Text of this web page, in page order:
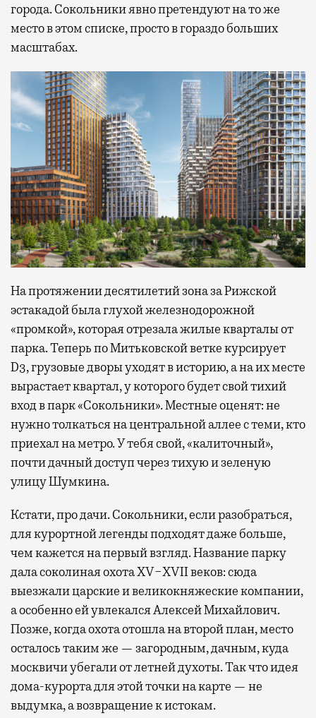
города. Сокольники явно претендуют на то же
место в этом списке, просто в гораздо больших
масштабах.
На протяжении десятилетий зона за Рижской
эстакадой была глухой железнодорожной
«промкой», которая отрезала жилые кварталы от
парка. Теперь по Митьковской ветке курсирует
D3, грузовые дворы уходят в историю, а на их месте
вырастает квартал, у которого будет свой тихий
вход в парк «Сокольники». Местные оценят: не
нужно толкаться на центральной аллее с теми, кто
приехал на метро. У тебя свой, «калиточный»,
почти дачный доступ через тихую и зеленую
улицу Шумкина.
Кстати, про дачи. Сокольники, если разобраться,
для курортной легенды подходят даже больше,
чем кажется на первый взгляд. Название парку
дала соколиная охота XV−XVII веков: сюда
выезжали царские и великокняжеские компании,
а особенно ей увлекался Алексей Михайлович.
Позже, когда охота отошла на второй план, место
осталось таким же — загородным, дачным, куда
москвичи убегали от летней духоты. Так что идея
дома-курорта для этой точки на карте — не
выдумка, а возвращение к истокам.